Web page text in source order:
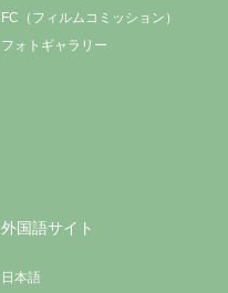
FC（フィルムコミッション）
フォトギャラリー
外国語サイト
日本語